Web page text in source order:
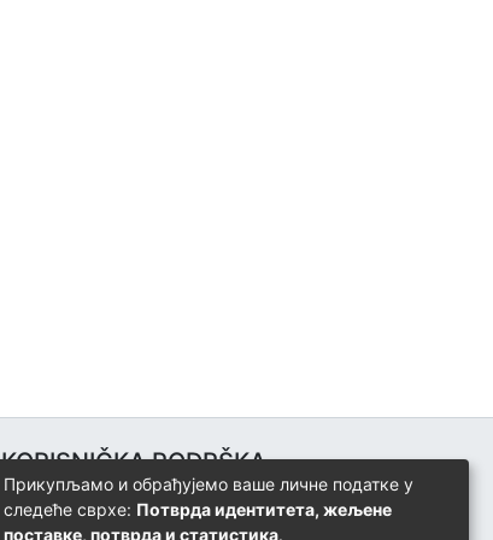
KORISNIČKA PODRŠKA
Univerzitetski računarski centar
+387 57 320 140
Прикупљамо и обрађујемо ваше личне податке у
следеће сврхе: Потврда идентитета, жељене
поставке, потврда и статистика.